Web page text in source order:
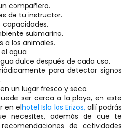
compañero.
de tu instructor.
capacidades.
submarino.
a los animales.
agua
dulce después de cada uso.
para detectar signos
un lugar fresco y seco.
ser cerca a la playa, en este
en elhotel Isla los Erizos, allí podrás
necesites, además de que te
de actividades